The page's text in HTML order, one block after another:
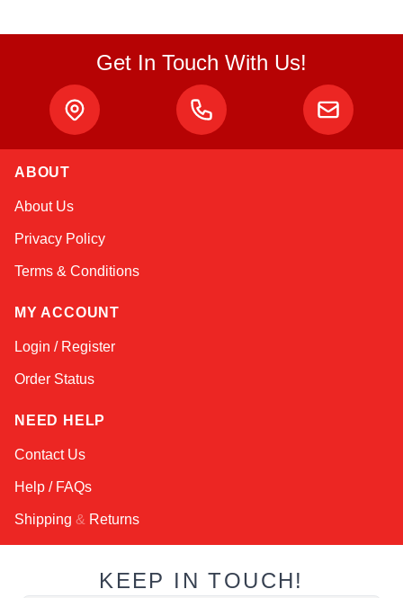
Get In Touch With Us!
ABOUT
About Us
Privacy Policy
Terms & Conditions
MY ACCOUNT
Login / Register
Order Status
NEED HELP
Contact Us
Help / FAQs
Shipping & Returns
KEEP IN TOUCH!